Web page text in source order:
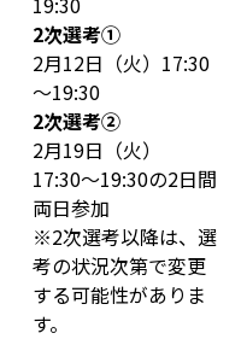
2次選考①
2月12日（火）17:30
～19:30
2次選考②
2月19日（火）
17:30〜19:30の2日間
両日参加
※2次選考以降は、選
考の状況次第で変更
する可能性がありま
す。